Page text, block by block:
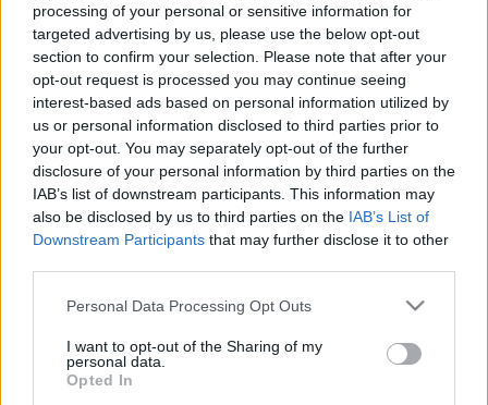
processing of your personal or sensitive information for
targeted advertising by us, please use the below opt-out
section to confirm your selection. Please note that after your
opt-out request is processed you may continue seeing
interest-based ads based on personal information utilized by
us or personal information disclosed to third parties prior to
your opt-out. You may separately opt-out of the further
disclosure of your personal information by third parties on the
IAB’s list of downstream participants. This information may
also be disclosed by us to third parties on the IAB’s List of
Downstream Participants that may further disclose it to other
Please note that this website/app uses one or more Google
not limited to your visit or usage behaviour. You may click to
grant or deny consent to Google and its third-party tags to
use your data for below specified purposes in below Google
Personal Data Processing Opt Outs
I want to opt-out of the Sharing of my
personal data.
Opted In
is. A divatház világhírű, No. 5 nevet viselő parfümjének
üvegét is ez az irányzat ihlette.
A második teremben Picasso első feleségének, a balerina
Olga Koklovának portréi láthatók, aki maga is Coco Chanel
ügyfele volt, rajongott újszerű kreációiért, szívesen viselte
akkor is, amikor modellt ült férjének.
első közös munkájukra is felkérte őket, amikor 1922-ben
színpadra állította SzophoklészAntigoné
című drámáját. A
díszletet, a maszkokat és a kellékeket Picasso tervezte, a